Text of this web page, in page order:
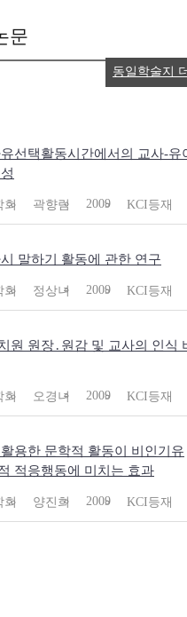
문
선택활동시간에서의 교사-유
회 곽향림 2009 KCI등재
말하기 활동에 관한 연구
회 정상녀 2009 KCI등재
원 원장․원감 및 교사의 인식
회 오경녀 2009 KCI등재
용한 문학적 활동이 비인기유
적응행동에 미치는 효과
회 양진희 2009 KCI등재
동일학술지